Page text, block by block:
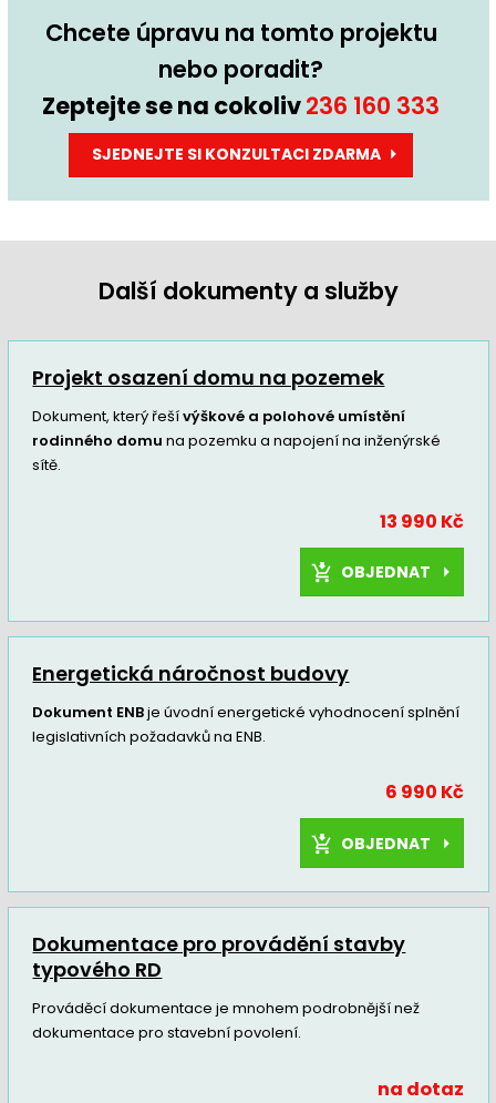
Chcete úpravu na tomto projektu
nebo poradit?
Zeptejte se na cokoliv236 160 333
SJEDNEJTE SI KONZULTACI ZDARMA
Další dokumenty a služby
Projekt osazení domu na pozemek
Dokument, který řešívýškové a polohové umístění
rodinného domu na pozemku a napojení na inženýrské
sítě.
13 990 Kč
OBJEDNAT
Energetická náročnost budovy
Dokument ENBje úvodní energetické vyhodnocení splnění
legislativních požadavků na ENB.
6 990 Kč
OBJEDNAT
Dokumentace pro provádění stavby
typového RD
Prováděcí dokumentace je mnohem podrobnější než
dokumentace pro stavební povolení.
na dotaz